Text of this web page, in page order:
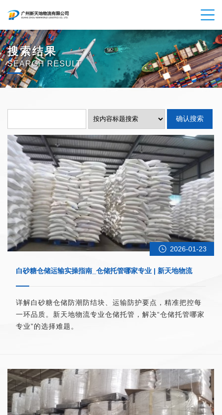
搜索结果
SEARCH RESULT
2026-01-23
白砂糖仓储运输实操指南_仓储托管哪家专业 | 新天地物流
详解白砂糖仓储防潮防结块、运输防护要点，精准把控每
一环品质。新天地物流专业仓储托管，解决“仓储托管哪家
专业”的选择难题。